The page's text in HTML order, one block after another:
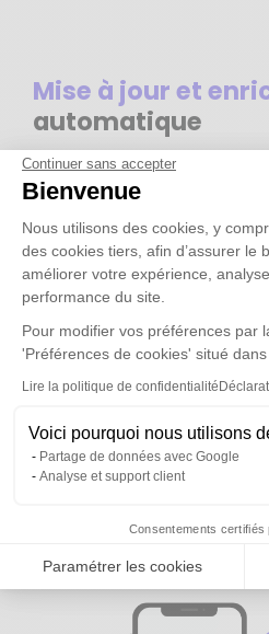
Continuer sans accepter
Bienvenue
Nous utilisons des cookies, y
des cookies tiers, afin d’assurer le
améliorer votre expérience,
performance du site.
Pour modifier vos préférences par
'Préférences de cookies' situé dans
Lire la politique de confidentialité
Voici pourquoi nous utilisons
Partage de données avec Google
Analyse et support client
Consentements certifiés
Paramétrer les cookies
Axeptio consent
Plateforme de Gestion du
Mise à jour et
automatique
équipes